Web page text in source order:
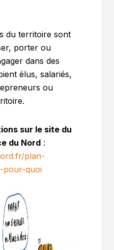
du territoire sont
porter ou
dans des
élus, salariés,
ou
sur le site du
du Nord :
plan-
pour-quoi